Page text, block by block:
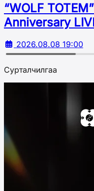
“WOLF
Аnniversary
2026.08.08 19:00
Сурталчилгаа